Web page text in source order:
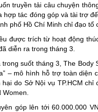
truyền tải câu chuyện
hợp tác đóng góp và tài trợ
phố Hồ Chí Minh chỉ đạo tổ
được trích từ hoạt động
diễn ra trong tháng 3.
suốt tháng 3, The Body
– mô hình hỗ trợ toàn diện
do Sở Nội vụ TP.HCM
Women.
góp lên tới 60.000.000